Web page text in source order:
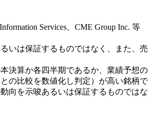
Services、CME Group Inc. 等
いは保証するものではなく、また、売
決算か各四半期であるか、業績予想の
の比較を数値化し判定）が高い銘柄で
向を示唆あるいは保証するものではな